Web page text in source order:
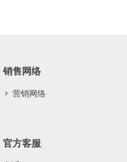
销售网络
营销网络
官方客服